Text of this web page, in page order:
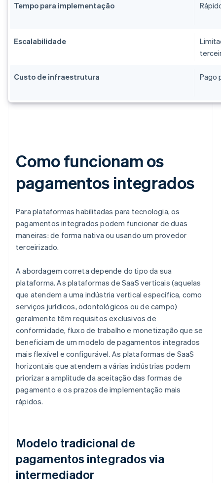
Tempo para implementação
Escalabilidade
Custo de infraestrutura Pago
Como funcionam os
pagamentos integrados
Para plataformas habilitadas para tecnologia, os
pagamentos integrados podem funcionar de duas
maneiras: de forma nativa ou usando um provedor
terceirizado.
A abordagem correta depende do tipo da sua
plataforma. As plataformas de SaaS verticais (aquelas
que atendem a uma indústria vertical específica, como
serviços jurídicos, odontológicos ou de campo)
geralmente têm requisitos exclusivos de
conformidade, fluxo de trabalho e monetização que se
beneficiam de um modelo de pagamentos integrados
mais flexível e configurável. As plataformas de SaaS
horizontais que atendem a várias indústrias podem
priorizar a amplitude da aceitação das formas de
pagamento e os prazos de implementação mais
rápidos.
Modelo tradicional de
pagamentos integrados via
intermediador